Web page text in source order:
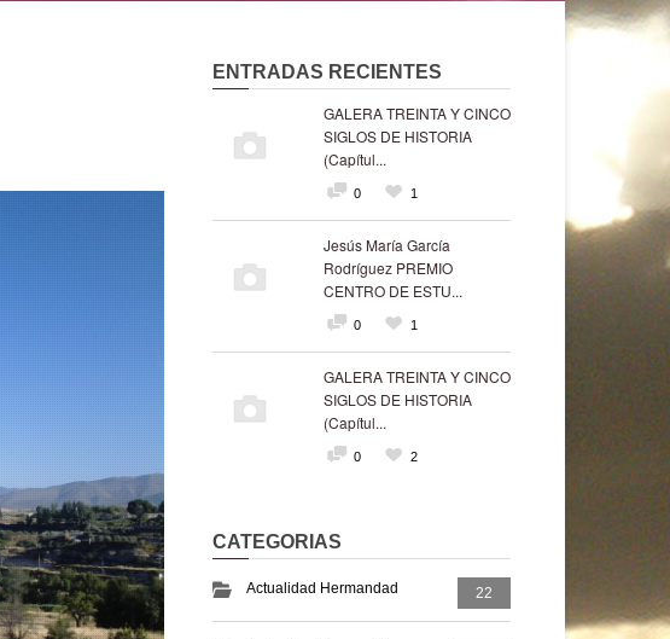
ENTRADAS RECIENTES
GALERA TREINTA Y CINCO
SIGLOS DE HISTORIA
(Capítul...
0 1
Jesús María García
Rodríguez PREMIO
CENTRO DE ESTU...
0 1
GALERA TREINTA Y CINCO
SIGLOS DE HISTORIA
(Capítul...
0 2
CATEGORIAS
Actualidad Hermandad 22